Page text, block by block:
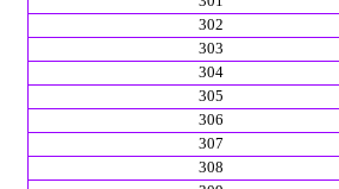
302
303
304
305
306
307
308